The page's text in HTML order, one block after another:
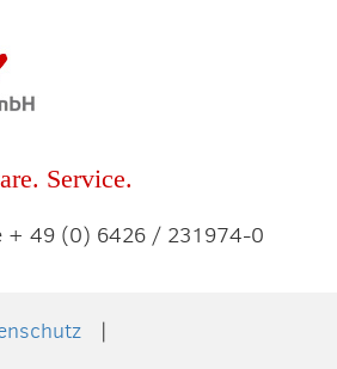
Service.
+ 49 (0) 6426 / 231974-0